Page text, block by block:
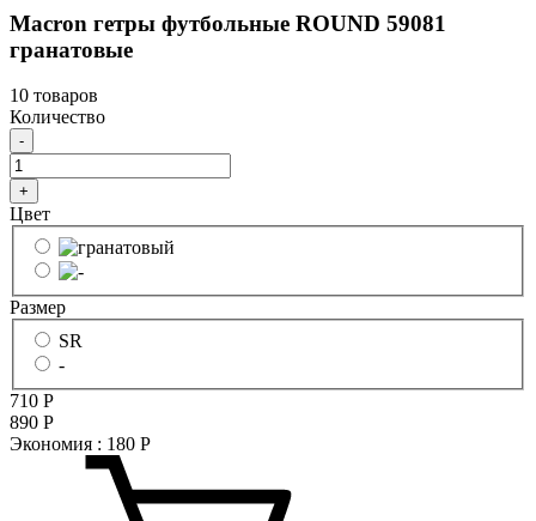
Macron гетры футбольные ROUND 59081
гранатовые
10 товаров
Количество
-
+
Цвет
Размер
SR
-
710 Р
890 Р
Экономия : 180 Р